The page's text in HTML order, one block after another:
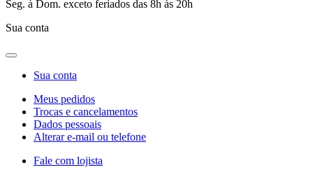
Seg. à Dom. exceto feriados das 8h às 20h
Sua conta
Sua conta
Meus pedidos
Trocas e cancelamentos
Dados pessoais
Alterar e-mail ou telefone
Fale com lojista